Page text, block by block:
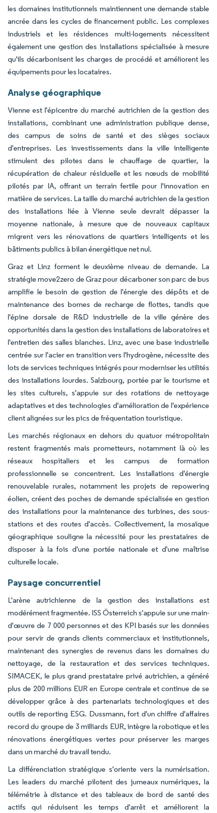
les domaines institutionnels maintiennent une demande stable
ancrée dans les cycles de financement public. Les complexes
industriels et les résidences multi-logements nécessitent
également une gestion des installations spécialisée à mesure
qu'ils décarbonisent les charges de procédé et améliorent les
équipements pour les locataires.
Analyse géographique
Vienne est l'épicentre du marché autrichien de la gestion des
installations, combinant une administration publique dense,
des campus de soins de santé et des sièges sociaux
d'entreprises. Les investissements dans la ville intelligente
stimulent des pilotes dans le chauffage de quartier, la
récupération de chaleur résiduelle et les nœuds de mobilité
pilotés par IA, offrant un terrain fertile pour l'innovation en
matière de services. La taille du marché autrichien de la gestion
des installations liée à Vienne seule devrait dépasser la
moyenne nationale, à mesure que de nouveaux capitaux
migrent vers les rénovations de quartiers intelligents et les
bâtiments publics à bilan énergétique net nul.
Graz et Linz forment le deuxième niveau de demande. La
stratégie move2zero de Graz pour décarboner son parc de bus
amplifie le besoin de gestion de l'énergie des dépôts et de
maintenance des bornes de recharge de flottes, tandis que
l'épine dorsale de R&D industrielle de la ville génère des
opportunités dans la gestion des installations de laboratoires et
l'entretien des salles blanches. Linz, avec une base industrielle
centrée sur l'acier en transition vers l'hydrogène, nécessite des
lots de services techniques intégrés pour moderniser les utilités
des installations lourdes. Salzbourg, portée par le tourisme et
les sites culturels, s'appuie sur des rotations de nettoyage
adaptatives et des technologies d'amélioration de l'expérience
client alignées sur les pics de fréquentation touristique.
Les marchés régionaux en dehors du quatuor métropolitain
restent fragmentés mais prometteurs, notamment là où les
réseaux hospitaliers et les campus de formation
professionnelle se concentrent. Les installations d'énergie
renouvelable rurales, notamment les projets de repowering
éolien, créent des poches de demande spécialisée en gestion
des installations pour la maintenance des turbines, des sous-
stations et des routes d'accès. Collectivement, la mosaïque
géographique souligne la nécessité pour les prestataires de
disposer à la fois d'une portée nationale et d'une maîtrise
culturelle locale.
Paysage concurrentiel
L'arène autrichienne de la gestion des installations est
modérément fragmentée. ISS Österreich s'appuie sur une main-
d'œuvre de 7 000 personnes et des KPI basés sur les données
pour servir de grands clients commerciaux et institutionnels,
maintenant des synergies de revenus dans les domaines du
nettoyage, de la restauration et des services techniques.
SIMACEK, le plus grand prestataire privé autrichien, a généré
plus de 200 millions EUR en Europe centrale et continue de se
développer grâce à des partenariats technologiques et des
outils de reporting ESG. Dussmann, fort d'un chiffre d'affaires
record du groupe de 3 milliards EUR, intègre la robotique et les
rénovations énergétiques vertes pour préserver les marges
dans un marché du travail tendu.
La différenciation stratégique s'oriente vers la numérisation.
Les leaders du marché pilotent des jumeaux numériques, la
télémétrie à distance et des tableaux de bord de santé des
actifs qui réduisent les temps d'arrêt et améliorent la